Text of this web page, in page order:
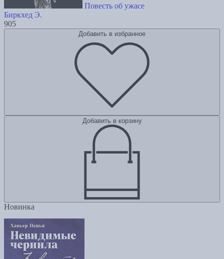
Повесть об ужасе
Биркхед Э.
905
Добавить в избранное
Добавить в корзину
Новинка